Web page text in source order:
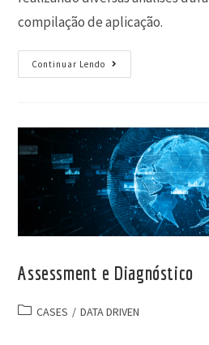
compilação de aplicação.
Continuar Lendo
Assessment e Diagnóstico
CASES / DATA DRIVEN